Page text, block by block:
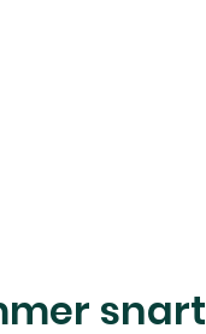
snart